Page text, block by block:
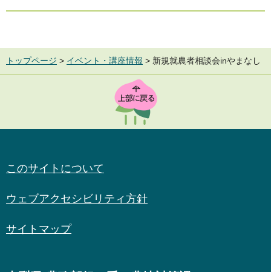
トップページ > イベント・講座情報 > 新規就農者相談会inやまなし
TOP
このサイトについて
ウェブアクセシビリティ方針
サイトマップ